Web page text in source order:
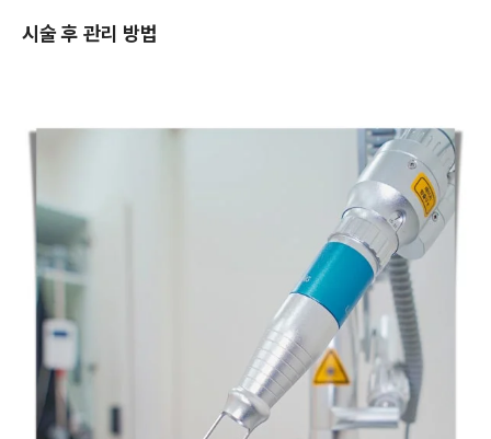
시술 후 관리 방법